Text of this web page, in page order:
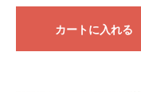
カートに入れる